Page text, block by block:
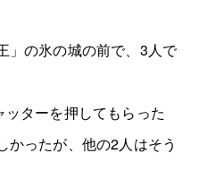
」の氷の城の前で、3人で
ターを押してもらった
かったが、他の2人はそう